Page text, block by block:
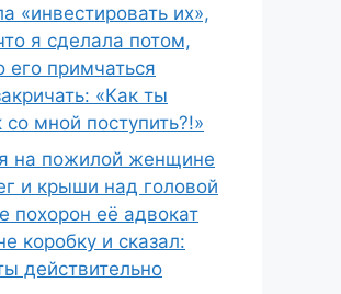
«инвестировать их»,
я сделала потом,
его примчаться
«Как ты
со мной поступить?!»
на пожилой женщине
и крыши над головой
похорон её адвокат
коробку и сказал:
действительно